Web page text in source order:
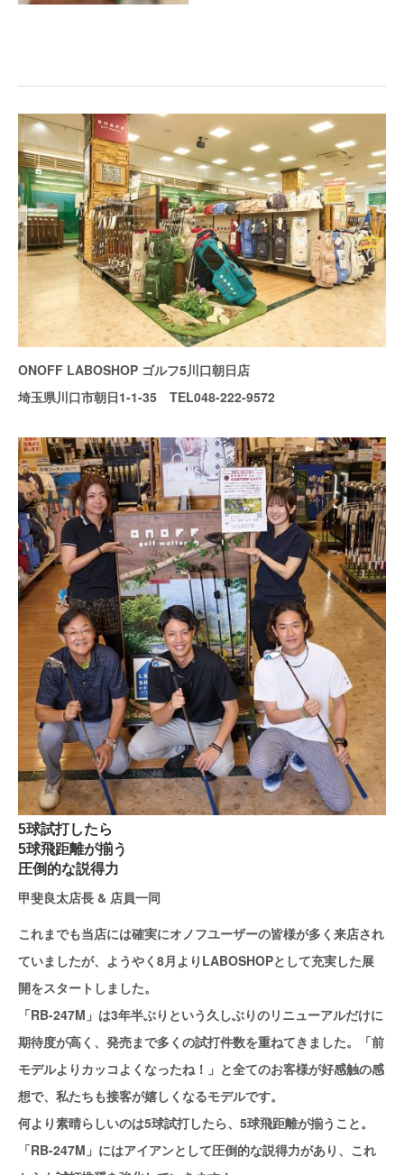
ONOFF LABOSHOP ゴルフ5川口朝日店
埼玉県川口市朝日1-1-35 TEL048-222-9572
5球試打したら
5球飛距離が揃う
圧倒的な説得力
甲斐良太店長 & 店員一同
これまでも当店には確実にオノフユーザーの皆様が多く来店され
ていましたが、ようやく8月よりLABOSHOPとして充実した展
開をスタートしました。
「RB-247M」は3年半ぶりという久しぶりのリニューアルだけに
期待度が高く、発売まで多くの試打件数を重ねてきました。「前
モデルよりカッコよくなったね！」と全てのお客様が好感触の感
想で、私たちも接客が嬉しくなるモデルです。
何より素晴らしいのは5球試打したら、5球飛距離が揃うこと。
「RB-247M」にはアイアンとして圧倒的な説得力があり、これ